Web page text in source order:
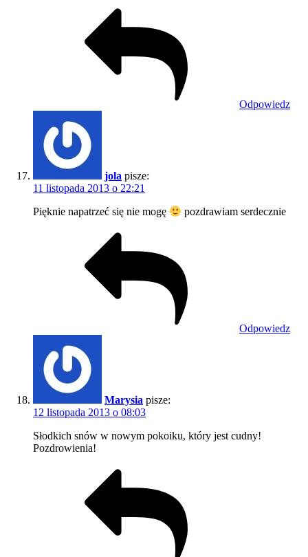
Odpowiedz
jola pisze:
11 listopada 2013 o 22:21
Pięknie napatrzeć się nie mogę pozdrawiam serdecznie
Odpowiedz
Marysia pisze:
12 listopada 2013 o 08:03
Słodkich snów w nowym pokoiku, który jest cudny!
Pozdrowienia!